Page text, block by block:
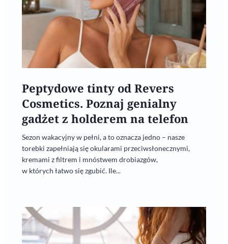
Peptydowe tinty od Revers
Cosmetics. Poznaj genialny
gadżet z holderem na telefon
Sezon wakacyjny w pełni, a to oznacza jedno – nasze
torebki zapełniają się okularami przeciwsłonecznymi,
kremami z filtrem i mnóstwem drobiazgów,
w których łatwo się zgubić. Ile...